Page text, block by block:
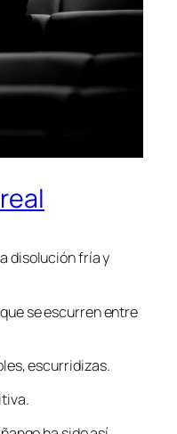
disolución fría y
se escurren entre
escurridizas.